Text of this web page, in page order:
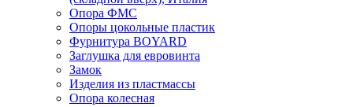
Опора ФМС
Опоры цокольные пластик
Фурнитура BOYARD
Заглушка для евровинта
Замок
Изделия из пластмассы
Опора колесная